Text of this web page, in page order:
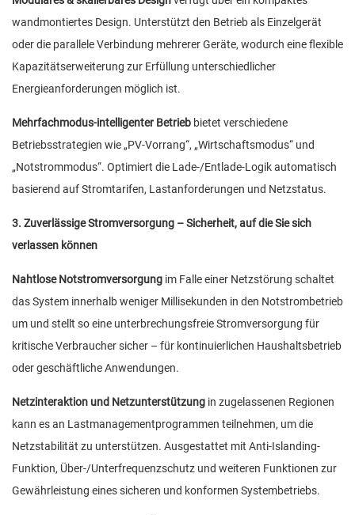
wandmontiertes Design. Unterstützt den Betrieb als Einzelgerät
oder die parallele Verbindung mehrerer Geräte, wodurch eine flexible
Kapazitätserweiterung zur Erfüllung unterschiedlicher
Energieanforderungen möglich ist.
Mehrfachmodus-intelligenter Betrieb bietet verschiedene
Betriebsstrategien wie „PV-Vorrang“, „Wirtschaftsmodus“ und
„Notstrommodus“. Optimiert die Lade-/Entlade-Logik automatisch
basierend auf Stromtarifen, Lastanforderungen und Netzstatus.
3. Zuverlässige Stromversorgung – Sicherheit, auf die Sie sich
verlassen können
Nahtlose Notstromversorgung im Falle einer Netzstörung schaltet
das System innerhalb weniger Millisekunden in den Notstrombetrieb
um und stellt so eine unterbrechungsfreie Stromversorgung für
kritische Verbraucher sicher – für kontinuierlichen Haushaltsbetrieb
oder geschäftliche Anwendungen.
Netzinteraktion und Netzunterstützung in zugelassenen Regionen
kann es an Lastmanagementprogrammen teilnehmen, um die
Netzstabilität zu unterstützen. Ausgestattet mit Anti-Islanding-
Funktion, Über-/Unterfrequenzschutz und weiteren Funktionen zur
Gewährleistung eines sicheren und konformen Systembetriebs.